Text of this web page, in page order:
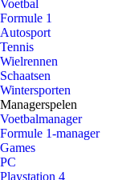
Voetbal
Formule 1
Autosport
Tennis
Wielrennen
Schaatsen
Wintersporten
Managerspelen
Voetbalmanager
Formule 1-manager
Games
PC
Playstation 4